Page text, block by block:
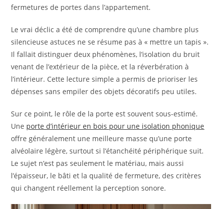
fermetures de portes dans l’appartement.
Le vrai déclic a été de comprendre qu’une chambre plus
silencieuse astuces ne se résume pas à « mettre un tapis ».
Il fallait distinguer deux phénomènes, l’isolation du bruit
venant de l’extérieur de la pièce, et la réverbération à
l’intérieur. Cette lecture simple a permis de prioriser les
dépenses sans empiler des objets décoratifs peu utiles.
Sur ce point, le rôle de la porte est souvent sous-estimé.
Une porte d’intérieur en bois pour une isolation phonique
offre généralement une meilleure masse qu’une porte
alvéolaire légère, surtout si l’étanchéité périphérique suit.
Le sujet n’est pas seulement le matériau, mais aussi
l’épaisseur, le bâti et la qualité de fermeture, des critères
qui changent réellement la perception sonore.